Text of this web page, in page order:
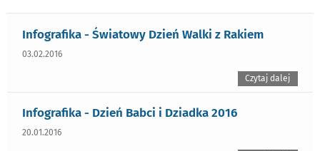
Infografika - Światowy Dzień Walki z Rakiem
03.02.2016
Czytaj dalej
Infografika - Dzień Babci i Dziadka 2016
20.01.2016